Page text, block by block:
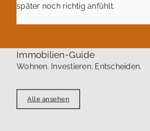
später noch richtig anfühlt.
Immobilien-Guide
Wohnen. Investieren. Entscheiden.
Alle ansehen